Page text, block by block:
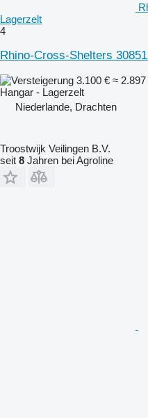
Lagerzelt
4
Rhino-Cross-Shelters
3.100 € ≈
Hangar - Lagerzelt
Niederlande, Drachten
Troostwijk Veilingen B.V.
seit 8 Jahren bei Agroline